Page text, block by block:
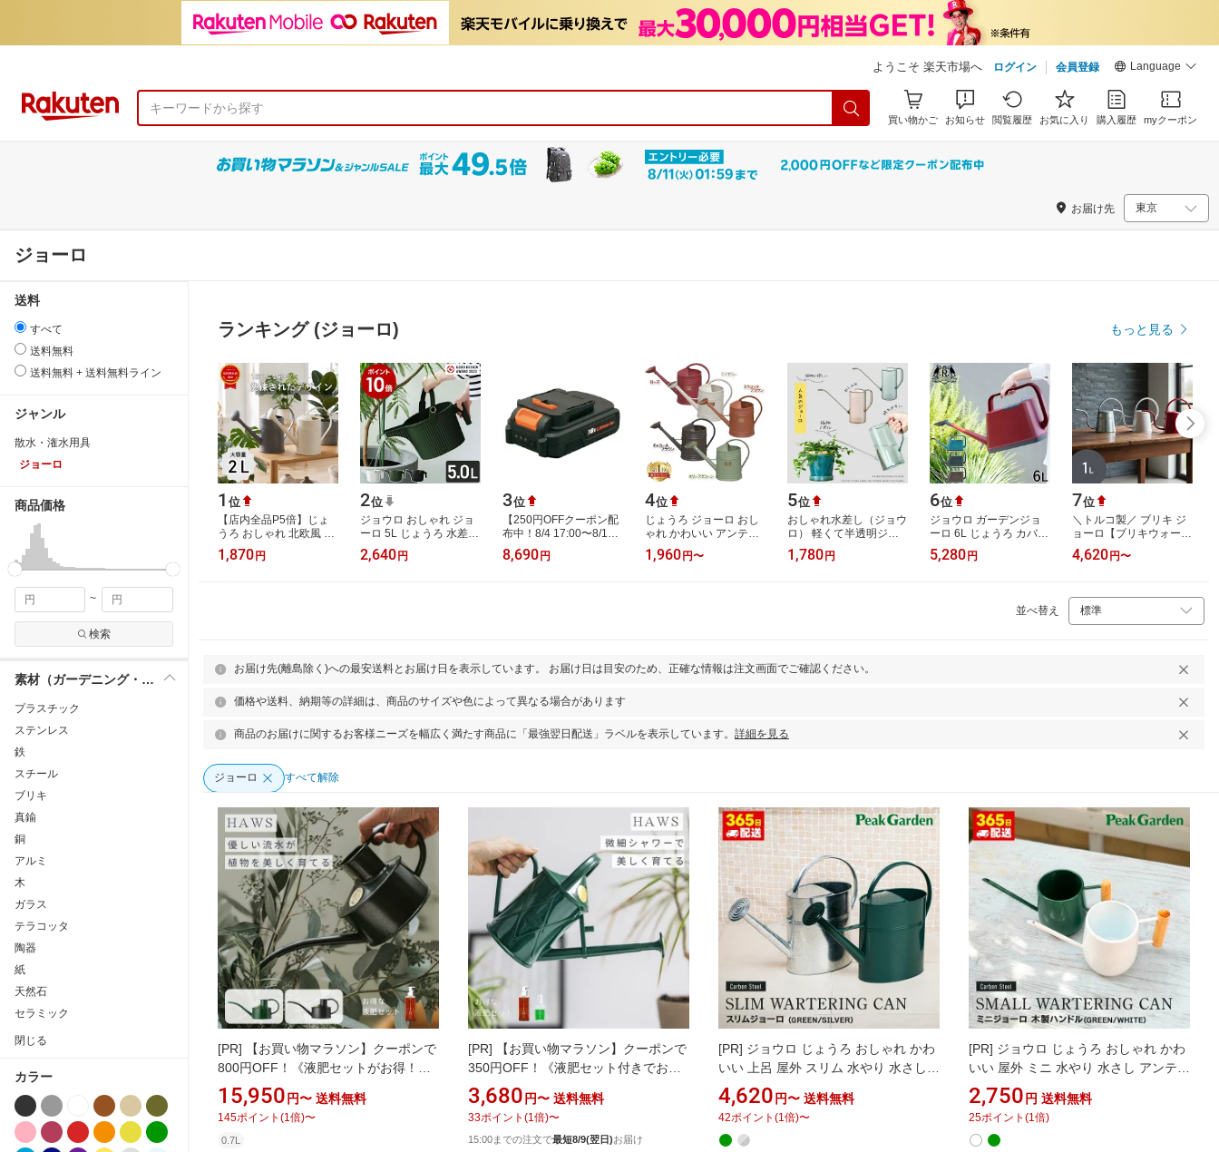
ようこそ 楽天市場へ ログイン 会員登録 Language
買い物かご お知らせ 閲覧履歴 お気に入り 購入履歴 myクーポン
お届け先
ジョーロ
送料
すべて
送料無料
送料無料 + 送料無料ライン
ジャンル
散水・潅水用具
ジョーロ
商品価格
~
検索
素材（ガーデニング・DIY用品）
プラスチック
ステンレス
鉄
スチール
ブリキ
真鍮
銅
アルミ
木
ガラス
テラコッタ
陶器
紙
天然石
セラミック
閉じる
カラー
ランキング (ジョーロ) もっと見る
1 位
【店内全品P5倍】じょ
うろ おしゃれ 北欧風 小
型 軽い ジョーロ ガーデ
ニング 水やり 散水 ジョ
1,870 円
2位
ジョウロ おしゃれ ジョ
ーロ 5L じょうろ 水差し
日本製 軽い かわいい ガ
ーデニング 観葉植物 水
2,640 円
3位
【250円OFFクーポン配
布中！8/4 17:00〜8/11
01:59】バッテリー 充電
式リチウムイオン電池
8,690 円
4位
じょうろ ジョーロ おし
ゃれ かわいい アンティ
ーク 北欧ジョウロ 如雨
露 ブリティッシュウォ
1,960 円〜
5位
おしゃれ水差し（ジョウ
ロ） 軽くて半透明ジョ
ウロ じょうろ おしゃれ
水差し 観葉植物の水さ
1,780 円
6位
ジョウロ ガーデンジョ
ーロ 6L じょうろ カバー
付き 大容量 ジョーロ 水
やり ガーデニング ロイ
5,280 円
7位
＼トルコ製／ ブリキ ジ
ョーロ【ブリキウォータ
リングカン フレンチ
1L】 ガーデニング 観葉
4,620 円〜
並べ替え
お届け先(離島除く)への最安送料とお届け日を表示しています。 お届け日は目安のため、正確な情報は注文画面でご確認ください。
価格や送料、納期等の詳細は、商品のサイズや色によって異なる場合があります
商品のお届けに関するお客様ニーズを幅広く満たす商品に「最強翌日配送」ラベルを表示しています。 詳細を見る
ジョーロ すべて解除
[PR]
【お買い物マラソン】クーポンで
800円OFF！《液肥セットがお得！》
英国 ホーズ HAWS 水差し 0.7L メタリ
ック 高級 水やり 園芸 家庭菜園 植木
植物用 高級 ベランダ 室内 植物 植物用
観葉植物 多肉植物 花 野菜 果物 植木鉢
15,950 円〜 送料無料
145ポイント (1 倍)〜
0.7L
[PR]
【お買い物マラソン】クーポンで
350円OFF！《液肥セット付きでお
得》英国 HAWS ジョウロ 1L 高級 おし
ゃれ 水やり 園芸 観葉植物 多肉植物 花
ベランダ 室内 初心者 プロ対応 軽量 使
いやすい 精密注水 長持ち 有機液肥 希
3,680 円〜 送料無料
33ポイント (1 倍)〜
15:00までの注文で最短8/9(翌日)お届け
[PR] ジョウロ じょうろ おしゃれ かわ
いい 上呂 屋外 スリム 水やり 水さし
アンティーク 水差し 北欧 大容量 シャ
ワー先端 ガーデニング ガーデン用品
園芸用品スリムジョーロ シルバー グ
リーン
4,620 円〜 送料無料
42ポイント (1 倍)〜
[PR] ジョウロ じょうろ おしゃれ かわ
いい 屋外 ミニ 水やり 水さし アンティ
ーク 水差し 北欧 小さい シャワー先端
ガーデニング ガーデン用品 園芸用品
ミニジョーロ 木製ハンドル グリーン
ホワイト
2,750 円 送料無料
25ポイント (1 倍)